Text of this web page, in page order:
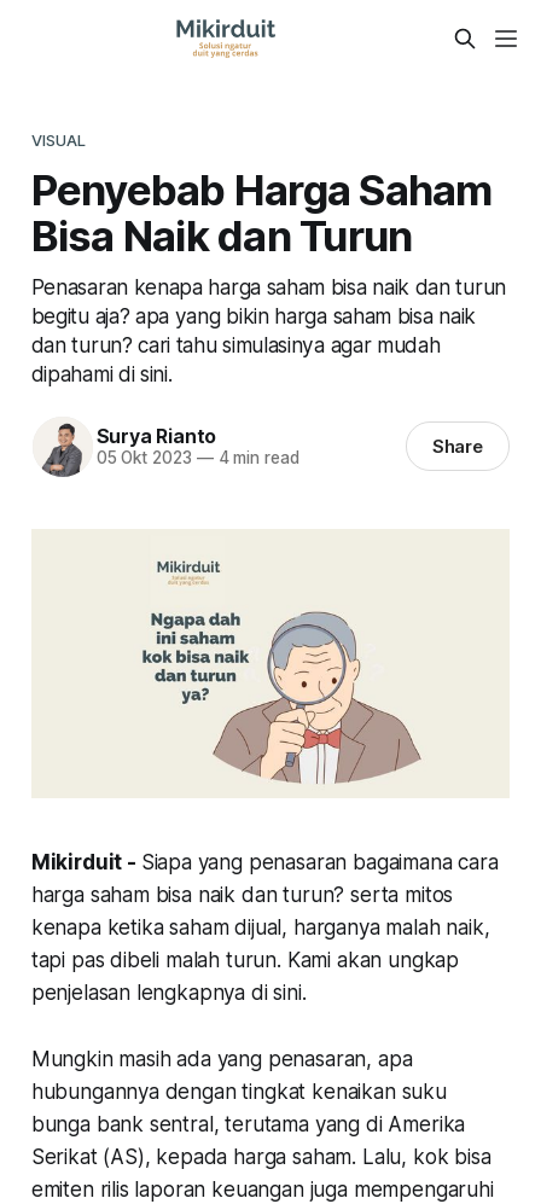
VISUAL
Penyebab Harga Saham
Bisa Naik dan Turun
Penasaran kenapa harga saham bisa naik dan turun
begitu aja? apa yang bikin harga saham bisa naik
dan turun? cari tahu simulasinya agar mudah
dipahami di sini.
Surya Rianto
05 Okt 2023 —4 min read Share
Mikirduit - Siapa yang penasaran bagaimana cara
harga saham bisa naik dan turun? serta mitos
kenapa ketika saham dijual, harganya malah naik,
tapi pas dibeli malah turun. Kami akan ungkap
penjelasan lengkapnya di sini.
Mungkin masih ada yang penasaran, apa
hubungannya dengan tingkat kenaikan suku
bunga bank sentral, terutama yang di Amerika
Serikat (AS), kepada harga saham. Lalu, kok bisa
emiten rilis laporan keuangan juga mempengaruhi